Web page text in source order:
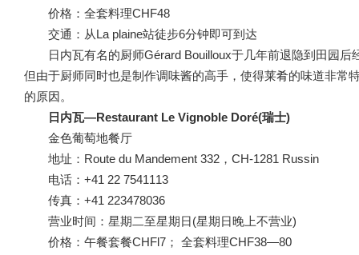
价格：全套料理CHF48
交通：从La plaine站徒步6分钟即可到达
日内瓦有名的厨师Gérard Bouilloux于几年前退隐到田园
但由于厨师同时也是制作调味酱的高手，使得莱肴的味道非常
的原因。
日内瓦—Restaurant Le Vignoble Doré(瑞士)
金色葡萄地餐厅
地址：Route du Mandement 332，CH-1281 Russin
电话：+41 22 7541113
传真：+41 223478036
营业时间：星期二至星期日(星期日晚上不营业)
价格：午餐套餐CHFl7； 全套料理CHF38—80